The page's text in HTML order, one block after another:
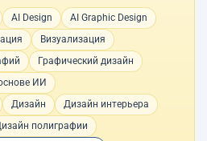
AI Design
AI Graphic Design
Визуализация
Графический дизайн
ИИ
Дизайн
Дизайн интерьера
полиграфии